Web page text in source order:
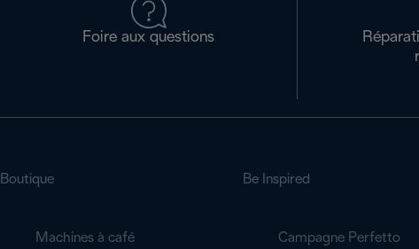
Foire aux questions
Boutique
Machines à café
Be Inspired
Campagne Perfetto